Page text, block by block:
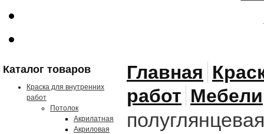
Каталог товаров
Краска для внутренних
работ
Потолок
Акрилатная
Акриловая
Главная
работ Мебели